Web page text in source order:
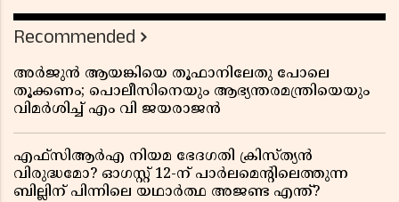
Recommended
അർജുൻ ആയങ്കിയെ തൂഫാനിലേതു പോലെ
തൂക്കണം; പൊലീസിനെയും ആഭ്യന്തരമന്ത്രിയെയും
വിമർശിച്ച് എം വി ജയരാജൻ
എഫ്സിആർഎ നിയമ ഭേദഗതി ക്രിസ്ത്യൻ
വിരുദ്ധമോ? ഓഗസ്റ്റ് 12-ന് പാർലമെന്റിലെത്തുന്ന
ബില്ലിന് പിന്നിലെ യഥാർത്ഥ അജണ്ട എന്ത്?